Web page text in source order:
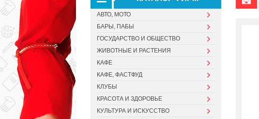
АВТО, МОТО
БАРЫ, ПАБЫ
ГОСУДАРСТВО И ОБЩЕСТВО
ЖИВОТНЫЕ И РАСТЕНИЯ
КАФЕ
КАФЕ, ФАСТФУД
КЛУБЫ
КРАСОТА И ЗДОРОВЬЕ
КУЛЬТУРА И ИСКУССТВО